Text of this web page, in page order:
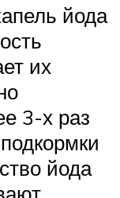
йода
их
3-х раз
йода